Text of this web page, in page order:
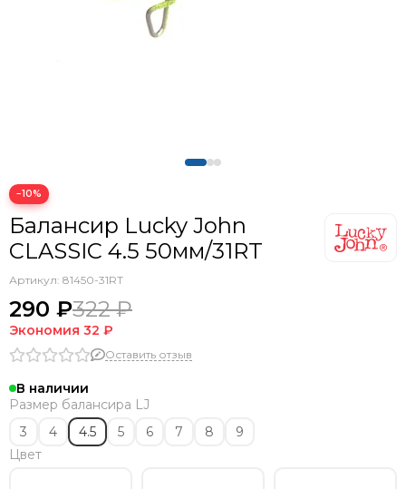
−10%
Балансир Lucky John
CLASSIC 4.5 50мм/31RT
Артикул: 81450-31RT
290 ₽322 ₽
Экономия 32 ₽
Оставить отзыв
В наличии
Размер балансира LJ
3
4 4.5 5 6 7 8
9
Цвет